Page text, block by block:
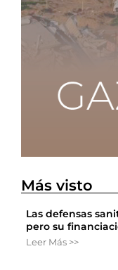
Más visto
Las defensas
pero su
Leer Más >>